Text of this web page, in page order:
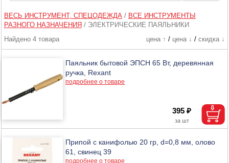
ВЕСЬ ИНСТРУМЕНТ, СПЕЦОДЕЖДА/ ВСЕ ИНСТРУМЕНТЫ
РАЗНОГО НАЗНАЧЕНИЯ / ЭЛЕКТРИЧЕСКИЕ ПАЯЛЬНИКИ
Найдено 4 товара
цена ↑ / цена ↓ / скидка ↓
Паяльник бытовой ЭПСН 65 Вт, деревянная
ручка, Rexant
подробнее о товаре
395 ₽
Припой с канифолью 20 гр, d=0,8 мм, олово
61, свинец 39
подробнее о товаре